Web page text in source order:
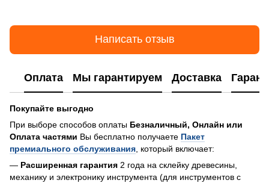
Написать отзыв
Оплата Мы гарантируем Доставка
Покупайте выгодно
При выборе способов оплаты Безналичный, Онлайн или
Оплата частями Вы бесплатно получаете Пакет
премиального обслуживания , который включает:
— Расширенная гарантия 2 года на склейку древесины,
механику и электронику инструмента (для инструментов с